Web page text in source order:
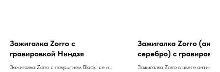
Зажигалка Zorro с
гравировкой Ниндзя
Зажигалка Zorro с покрытием Black Ice и
Зажигалка Zorro
серебро) с
оберега Шлем ужаса
Зажигалка Zorro в цвете